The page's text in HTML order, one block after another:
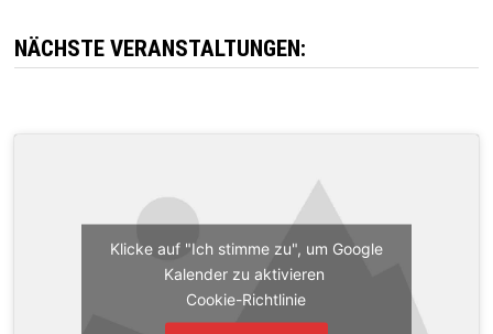
NÄCHSTE VERANSTALTUNGEN:
Klicke auf "Ich stimme zu", um Google
Kalender zu aktivieren
Cookie-Richtlinie